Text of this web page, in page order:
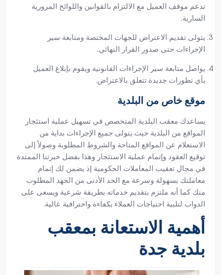
تدعم موقف العميل مع الالتزام بالقوانين واللوائح المرورية
السارية.
يتولى تقديم الاعتراض للجهات المختصة ومتابعة سير
الإجراءات حتى صدور القرار النهائي.
يواصل متابعة سير الإجراءات القانونية ويقوم بإبلاغ العميل
بأي تطورات جديدة تتعلق بالاعتراض.
موقع خاص من البلدية
يساعدك معقب البلدية المتخصص في تسهيل عملية استئجار
المواقع من البلدية حيث يتولى جميع الإجراءات بداية من
الاستعلام عن المواقع المتاحة والشروط المطلوبة وصولاً إلى
توقيع العقود وإتمام عملية الاستئجار وهذا بفضل خبرتنا الممتدة
في مجال تعقيب المعاملات الحكومية إذ يضمن لك إتمام
معاملتك بسهولة وسرعة مع الحد الأدنى من الجهد المطلوب
منك كما أنه ملتزم بتقديم خدماته بطريقة شرعية ويسعى على
الدواب لتلبية احتياجات العملاء بكفاءة واحترافية عالية.
أهمية الاستعانة بمعقب
بلدية جدة